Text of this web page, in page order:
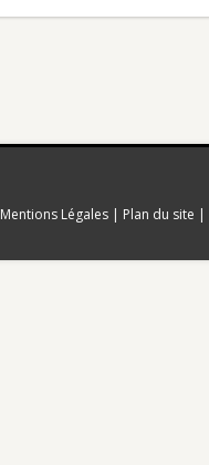
Mentions Légales | Plan du site |